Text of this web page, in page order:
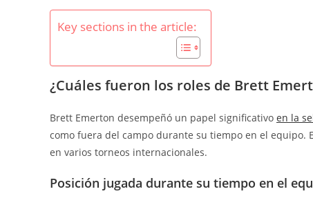
Key sections in the article:
¿Cuáles fueron los roles de Brett
Brett Emerton desempeñó un papel significativo en la
como fuera del campo durante su tiempo en el
en varios torneos internacionales.
Posición jugada durante su tiempo en el